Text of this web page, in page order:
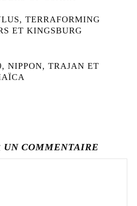
TERRAFORMING
ET KINGSBURG
NIPPON, TRAJAN ET
UN COMMENTAIRE